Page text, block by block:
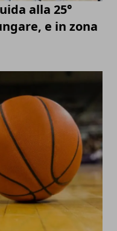
alla 25°
e in zona